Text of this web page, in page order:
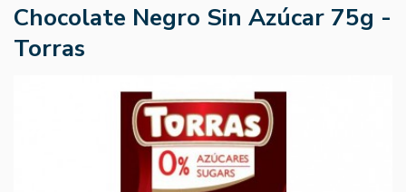
Chocolate Negro Sin Azúcar 75g -
Torras